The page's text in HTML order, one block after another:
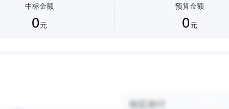
中标金额
0元
预算金额
0元